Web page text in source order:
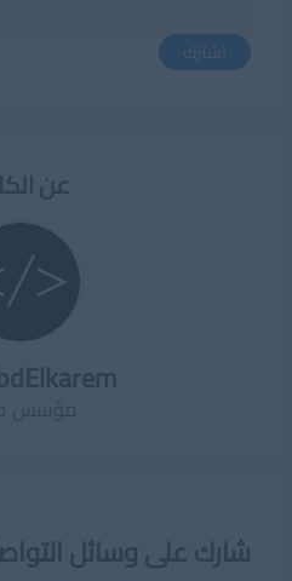
اشترك
عن
شارك على وسائل